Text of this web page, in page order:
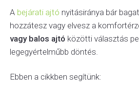
A bejárati ajtó nyitásiránya bár
hozzátesz vagy elvesz a
vagy balos ajtó közötti választás
legegyértelműbb döntés.
Ebben a cikkben segítünk: